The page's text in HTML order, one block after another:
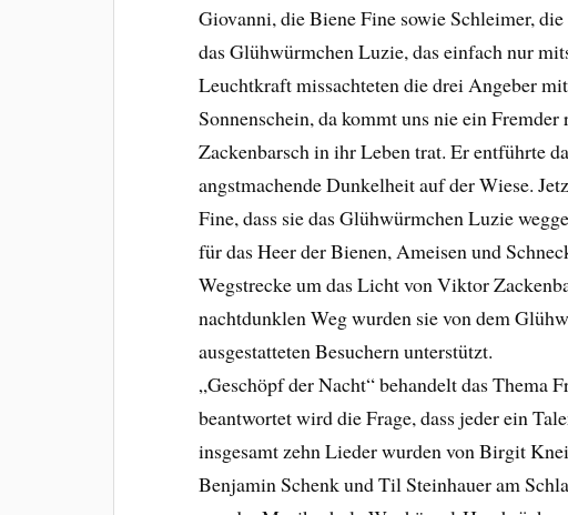
Giovanni, die Biene Fine sowie Schleimer,
das Glühwürmchen Luzie, das einfach nur
Leuchtkraft missachteten die drei Angeber
Sonnenschein, da kommt uns nie ein
Zackenbarsch in ihr Leben trat. Er entführte
angstmachende Dunkelheit auf der Wiese.
Fine, dass sie das Glühwürmchen Luzie
für das Heer der Bienen, Ameisen und
Wegstrecke um das Licht von Viktor
nachtdunklen Weg wurden sie von dem
ausgestatteten Besuchern unterstützt.
„Geschöpf der Nacht“ behandelt das Thema
beantwortet wird die Frage, dass jeder ein
insgesamt zehn Lieder wurden von Birgit
Benjamin Schenk und Til Steinhauer am